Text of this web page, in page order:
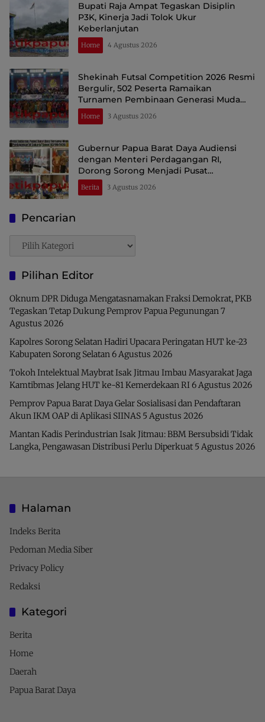
Bupati Raja Ampat Tegaskan Disiplin
P3K, Kinerja Jadi Tolok Ukur
Keberlanjutan
Home 4 Agustus 2026
Shekinah Futsal Competition 2026 Resmi
Bergulir, 502 Peserta Ramaikan
Turnamen Pembinaan Generasi Muda
Raja Ampat
Home 3 Agustus 2026
Gubernur Papua Barat Daya Audiensi
dengan Menteri Perdagangan RI,
Dorong Sorong Menjadi Pusat
Perdagangan dan Ekspor Kawasan Timur
Indonesia
Berita 3 Agustus 2026
Pencarian
Pencarian
Pilihan Editor
Oknum DPR Diduga Mengatasnamakan Fraksi Demokrat, PKB
Tegaskan Tetap Dukung Pemprov Papua Pegunungan 7
Agustus 2026
Kapolres Sorong Selatan Hadiri Upacara Peringatan HUT ke-23
Kabupaten Sorong Selatan 6 Agustus 2026
Tokoh Intelektual Maybrat Isak Jitmau Imbau Masyarakat Jaga
Kamtibmas Jelang HUT ke-81 Kemerdekaan RI 6 Agustus 2026
Pemprov Papua Barat Daya Gelar Sosialisasi dan Pendaftaran
Akun IKM OAP di Aplikasi SIINAS 5 Agustus 2026
Mantan Kadis Perindustrian Isak Jitmau: BBM Bersubsidi Tidak
Langka, Pengawasan Distribusi Perlu Diperkuat 5 Agustus 2026
Halaman
Indeks Berita
Pedoman Media Siber
Privacy Policy
Redaksi
Kategori
Berita
Home
Daerah
Papua Barat Daya